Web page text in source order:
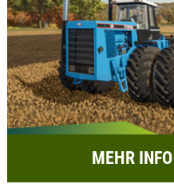
MEHR INFO